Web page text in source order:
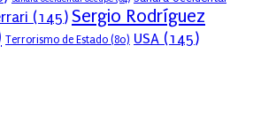
(145) Sergio Rodríguez
Terrorismo de Estado (80) USA (145)